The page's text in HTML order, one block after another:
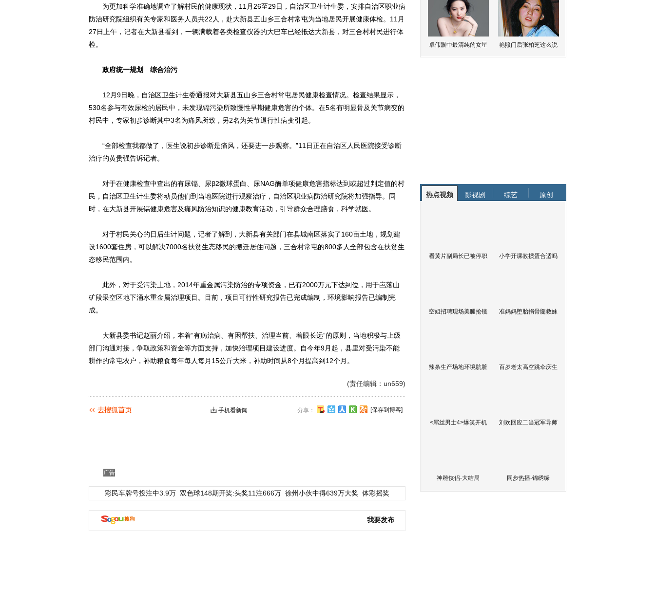
为更加科学准确地调查了解村民的健康现状，11月26至29日，自治区卫生计生委，安排自治区职业病
防治研究院组织有关专家和医务人员共22人，赴大新县五山乡三合村常屯为当地居民开展健康体检。11月
27日上午，记者在大新县看到，一辆满载着各类检查仪器的大巴车已经抵达大新县，对三合村村民进行体
检。
政府统一规划 综合治污
12月9日晚，自治区卫生计生委通报对大新县五山乡三合村常屯居民健康检查情况。检查结果显示，
530名参与有效尿检的居民中，未发现镉污染所致慢性早期健康危害的个体。在5名有明显骨及关节病变的
村民中，专家初步诊断其中3名为痛风所致，另2名为关节退行性病变引起。
“全部检查我都做了，医生说初步诊断是痛风，还要进一步观察。”11日正在自治区人民医院接受诊断
治疗的黄贵强告诉记者。
对于在健康检查中查出的有尿镉、尿β2微球蛋白、尿NAG酶单项健康危害指标达到或超过判定值的村
民，自治区卫生计生委将动员他们到当地医院进行观察治疗，自治区职业病防治研究院将加强指导。同
时，在大新县开展镉健康危害及痛风防治知识的健康教育活动，引导群众合理膳食，科学就医。
对于村民关心的日后生计问题，记者了解到，大新县有关部门在县城南区落实了160亩土地，规划建
设1600套住房，可以解决7000名扶贫生态移民的搬迁居住问题，三合村常屯的800多人全部包含在扶贫生
态移民范围内。
此外，对于受污染土地，2014年重金属污染防治的专项资金，已有2000万元下达到位，用于岜落山
矿段采空区地下涌水重金属治理项目。目前，项目可行性研究报告已完成编制，环境影响报告已编制完
成。
大新县委书记赵丽介绍，本着“有病治病、有困帮扶、治理当前、着眼长远”的原则，当地积极与上级
部门沟通对接，争取政策和资金等方面支持，加快治理项目建设进度。自今年9月起，县里对受污染不能
耕作的常屯农户，补助粮食每年每人每月15公斤大米，补助时间从8个月提高到12个月。
(责任编辑：un659)
分享： [保存到博客]
手机看新闻
广告
彩民车牌号投注中3.9万 双色球148期开奖:头奖11注666万 徐州小伙中得639万大奖 体彩摇奖
我要发布
卓伟眼中最清纯的女星 艳照门后张柏芝这么说
热点视频 影视剧 综艺 原创
看黄片副局长已被停职 小学开课教掼蛋合适吗
空姐招聘现场美腿抢镜 准妈妈堕胎捐骨髓救妹
辣条生产场地环境肮脏 百岁老太高空跳伞庆生
<屌丝男士4>爆笑开机 刘欢回应二当冠军导师
神雕侠侣-大结局 同步热播-锦绣缘